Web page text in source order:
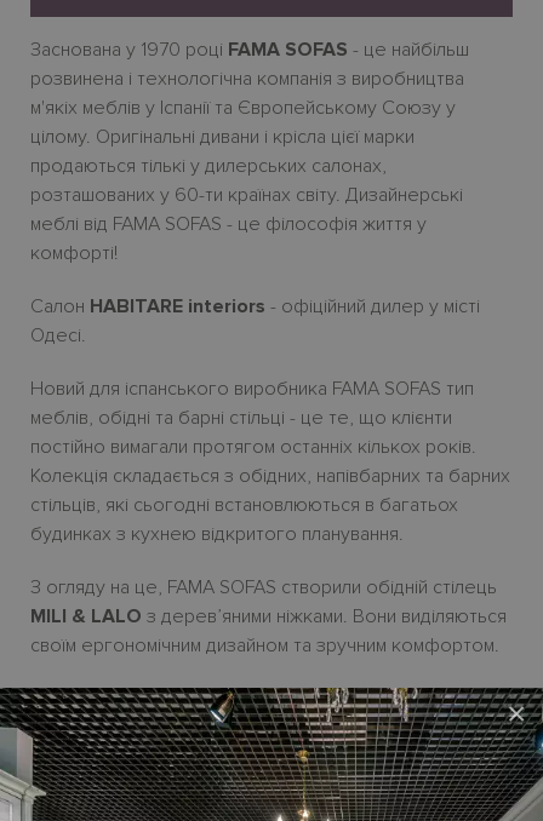
×
Заснована у 1970 році FAMA SOFAS - це найбільш
розвинена і технологічна компанія з виробництва
м'якіх меблів у Іспанії та Європейському Союзу у
цілому. Оригінальні дивани і крісла цієї марки
продаються тількі у дилерських салонах,
розташованих у 60-ти країнах світу. Дизайнерські
меблі від FAMA SOFAS - це філософія життя у
комфорті!
Салон HABITARE interiors - офіційний дилер у місті
Одесі.
Новий для іспанського виробника FAMA SOFAS тип
меблів, обідні та барні стільці - це те, що клієнти
постійно вимагали протягом останніх кількох років.
Колекція складається з обідних, напівбарних та барних
стільців, які сьогодні встановлюються в багатьох
будинках з кухнею відкритого планування.
З огляду на це, FAMA SOFAS створили обідній стілець
MILI & LALO з дерев’яними ніжками. Вони виділяються
своїм ергономічним дизайном та зручним комфортом.
Обрати оббивку з тканини або шкіри можливо по
зразкам виробника. Можливі кольори дерев'яних
ніжек - натуральний, горіх, вишня, венге та чорний. Усі
актуальні зразки оббивки є у дилерському салонi
HABITARE interiors.